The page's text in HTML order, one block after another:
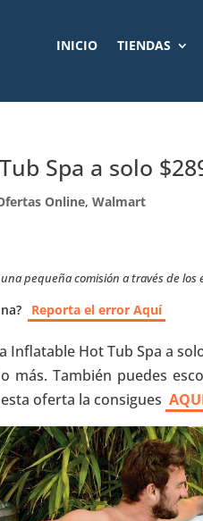
INICIO TIENDAS
Spa a solo
Online,Walmart
pequeña comisión a través de
Reporta el error Aquí
Inflatable Hot Tub Spa a
más. También puedes
oferta la consigues